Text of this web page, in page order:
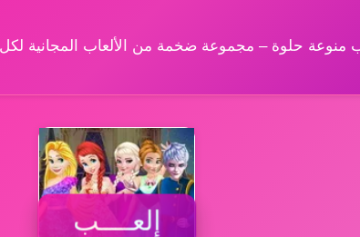
منوعة حلوة – مجموعة ضخمة من الألعاب المجانية
إلعــــب